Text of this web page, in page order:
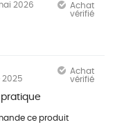
2026
Achat
vérifié
2025
Achat
vérifié
pratique
ce produit